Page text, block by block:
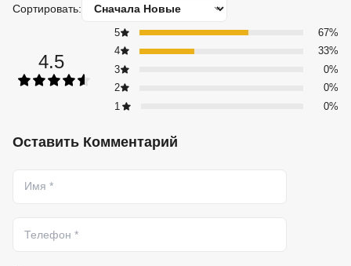
Сортировать:
4.5
5
67%
4
33%
3
0%
2
0%
1
0%
Оставить Комментарий